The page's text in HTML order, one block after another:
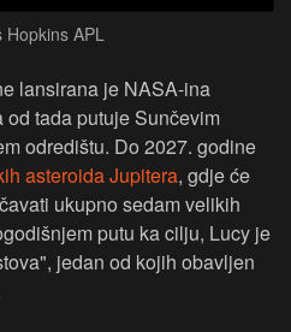
APL
lansirana je NASA-ina
tada putuje Sunčevim
odredištu. Do 2027. godine
asteroida Jupitera, gdje će
ukupno sedam velikih
putu ka cilju, Lucy je
jedan od kojih obavljen